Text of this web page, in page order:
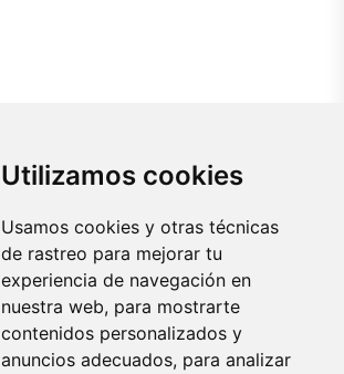
Utilizamos cookies
Usamos cookies y otras técnicas
de rastreo para mejorar tu
experiencia de navegación en
nuestra web, para mostrarte
contenidos personalizados y
anuncios adecuados, para analizar